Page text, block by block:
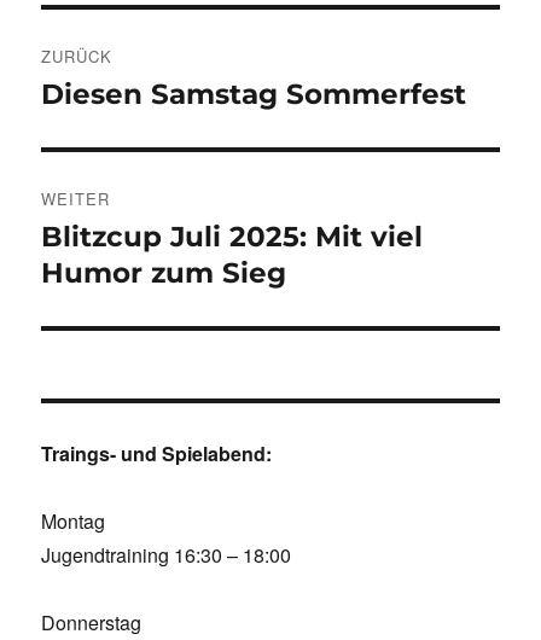
ZURÜCK
Vorheriger
Diesen Samstag Sommerfest
WEITER
Nächster
Beitrag:
Blitzcup Juli 2025: Mit viel
Humor zum Sieg
Traings- und Spielabend:
Montag
Jugendtraining 16:30 – 18:00
Donnerstag